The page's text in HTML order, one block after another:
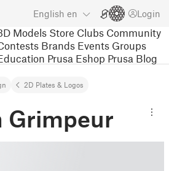
English en Login
Models Store Clubs Community
Brands Events Groups
Prusa Eshop Prusa Blog
2D Plates & Logos
Grimpeur